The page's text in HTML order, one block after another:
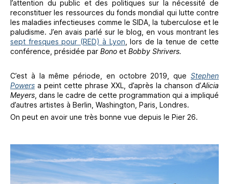
l’attention du public et des politiques sur la nécessité de
reconstituer les ressources du fonds mondial qui lutte contre
les maladies infectieuses comme le SIDA, la tuberculose et le
paludisme. J’en avais parlé sur le blog, en vous montrant les
sept fresques pour (RED) à Lyon , lors de la tenue de cette
conférence, présidée par Bono et Bobby Shrivers.
C’est à la même période, en octobre 2019, que Stephen
Powers a peint cette phrase XXL, d’après la chanson d’Alicia
Meyers , dans le cadre de cette programmation qui a impliqué
d’autres artistes à Berlin, Washington, Paris, Londres.
On peut en avoir une très bonne vue depuis le Pier 26.